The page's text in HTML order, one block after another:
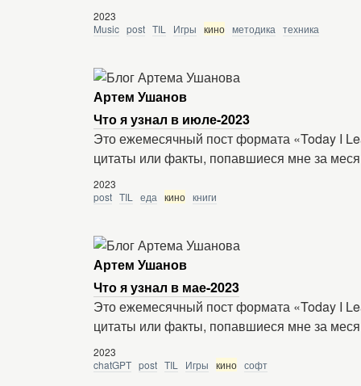
2023
Music post TIL Игры кино методика техника
Артем Ушанов
Что я узнал в июле-2023
Это ежемесячный пост формата «Today I
цитаты или факты, попавшиеся мне за
2023
post TIL еда кино книги
Артем Ушанов
Что я узнал в мае-2023
Это ежемесячный пост формата «Today I
цитаты или факты, попавшиеся мне за
2023
chatGPT post TIL Игры кино софт